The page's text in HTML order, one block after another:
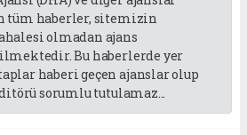
tüm haberler, sitemizin
olmadan ajans
Bu haberlerde yer
haberi geçen ajanslar olup
sorumlu tutulamaz...